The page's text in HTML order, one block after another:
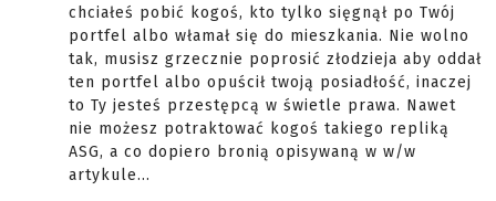
chciałeś pobić kogoś, kto tylko sięgnął po Twój
portfel albo włamał się do mieszkania. Nie wolno
tak, musisz grzecznie poprosić złodzieja aby oddał
ten portfel albo opuścił twoją posiadłość, inaczej
to Ty jesteś przestępcą w świetle prawa. Nawet
nie możesz potraktować kogoś takiego repliką
ASG, a co dopiero bronią opisywaną w w/w
artykule...